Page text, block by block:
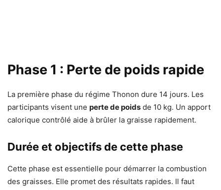
Phase 1 : Perte de poids rapide
La première phase du régime Thonon dure 14 jours. Les
participants visent une perte de poids de 10 kg. Un apport
calorique contrôlé aide à brûler la graisse rapidement.
Durée et objectifs de cette phase
Cette phase est essentielle pour démarrer la combustion
des graisses. Elle promet des résultats rapides. Il faut